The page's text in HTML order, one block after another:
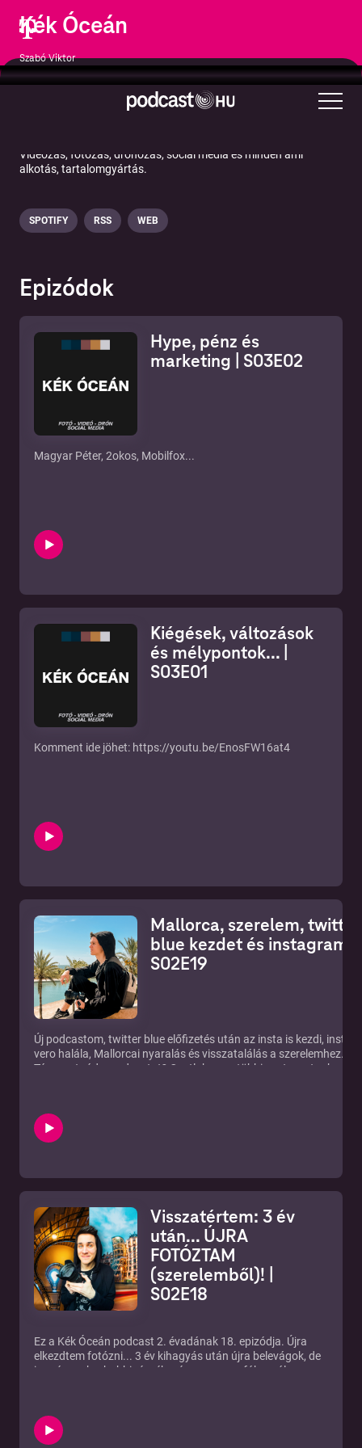
Kék Óceán
Szabó Viktor
Képzőművészet
Videózás, fotózás, drónozás, social media és minden ami
alkotás, tartalomgyártás.
SPOTIFY RSS WEB
Epizódok
Hype, pénz és
marketing | S03E02
Magyar Péter, 2okos, Mobilfox...
Kiégések, változások
és mélypontok... |
S03E01
Komment ide jöhet: https://youtu.be/EnosFW16at4
Mallorca, szerelem, twitter
blue kezdet és instagram
S02E19
Új podcastom, twitter blue előfizetés után az insta is kezdi,
vero halála, Mallorcai nyaralás és visszatalálás a szerelemhez.
Támogatnád a podcastot? Csatlakozz a többi csatornataghoz:
Visszatértem: 3 év
után... ÚJRA
FOTÓZTAM
(szerelemből)! |
S02E18
Ez a Kék Óceán podcast 2. évadának 18. epizódja. Újra
elkezdtem fotózni... 3 év kihagyás után újra belevágok, de
immár csak a hobbi részébe, és magamra fókuszálva.
Mi lesz a podcasttal, és végszó